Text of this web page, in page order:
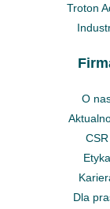
Troton
O
CSR
Etyka
Dla